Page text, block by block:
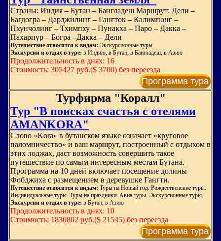
Страны: Индия – Бутан – Бангладеш Маршрут: Дели –
Багдогра – Дарджилинг – Гангток – Калимпонг –
Пхунчолинг – Тхимпху – Пунакха – Паро – Дакка –
Пахарпур – Богра –Дакка – Дели
Путешествие относится к видам: Экскурсионные туры.
Экскурсии и отдых в туре: в Индию, в Бутан, в Бангладеш, в Азию
Продолжительность в днях: 16
Стоимость: 305427 руб.($ 3700) без переезда
Программа тура
Турфирма "Коралл"
Тур "В поисках счастья с отелями
AMANKORA"
Слово «Kora» в бутанском языке означает «круговое
паломничество» и ваш маршрут, построенный с отдыхом в
этих лоджах, даст возможность совершить такое
путешествие по самым интересным местам Бутана.
Программа на 10 дней включает посещение долины
Фобджиха с размещением в деревушке Гангти.
Путешествие относится к видам: Туры на Новый год. Рождественские туры.
Индивидуальные туры. Туры на праздники. Авиа туры. Экскурсионные туры.
Экскурсии и отдых в туре: в Бутан, в Азию
Продолжительность в днях: 10
Стоимость: 1830802 руб.($ 21545) без переезда
Программа тура